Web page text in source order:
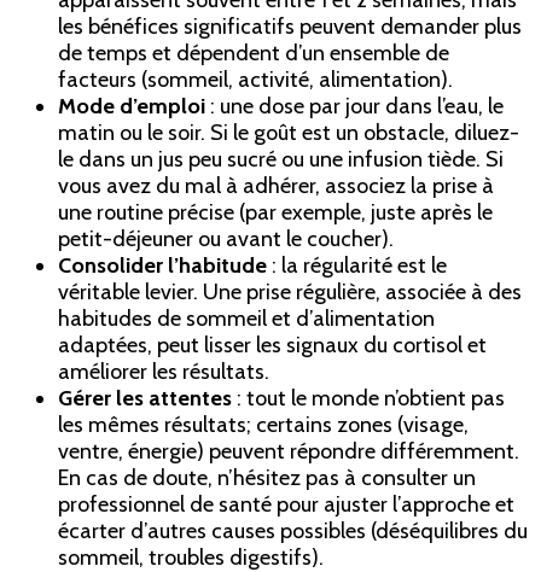
les bénéfices significatifs peuvent demander plus
de temps et dépendent d’un ensemble de
facteurs (sommeil, activité, alimentation).
Mode d’emploi : une dose par jour dans l’eau, le
matin ou le soir. Si le goût est un obstacle, diluez-
le dans un jus peu sucré ou une infusion tiède. Si
vous avez du mal à adhérer, associez la prise à
une routine précise (par exemple, juste après le
petit-déjeuner ou avant le coucher).
Consolider l’habitude : la régularité est le
véritable levier. Une prise régulière, associée à des
habitudes de sommeil et d’alimentation
adaptées, peut lisser les signaux du cortisol et
améliorer les résultats.
Gérer les attentes : tout le monde n’obtient pas
les mêmes résultats; certains zones (visage,
ventre, énergie) peuvent répondre différemment.
En cas de doute, n’hésitez pas à consulter un
professionnel de santé pour ajuster l’approche et
écarter d’autres causes possibles (déséquilibres du
sommeil, troubles digestifs).